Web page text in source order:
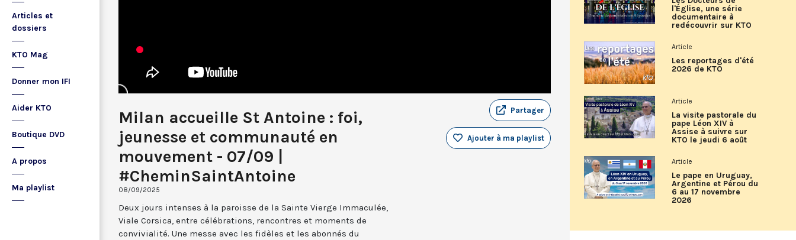
Articles et
dossiers
KTO Mag
Donner mon IFI
Aider KTO
Boutique DVD
A propos
Ma playlist
Milan accueille St Antoine : foi,
jeunesse et communauté en
mouvement - 07/09 |
#CheminSaintAntoine
08/09/2025
Partager
Ajouter à ma playlist
Deux jours intenses à la paroisse de la Sainte Vierge Immaculée,
Viale Corsica, entre célébrations, rencontres et moments de
convivialité. Une messe avec les fidèles et les abonnés du
l'Église, une série
documentaire à
redécouvrir sur KTO
Article
Les reportages d'été
2026 de KTO
Article
La visite pastorale du
pape Léon XIV à
Assise à suivre sur
KTO le jeudi 6 août
Article
Le pape en Uruguay,
Argentine et Pérou du
6 au 17 novembre
2026